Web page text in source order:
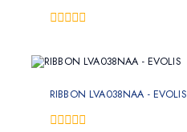
de
RIBBON LVA038NAA - EVOLIS